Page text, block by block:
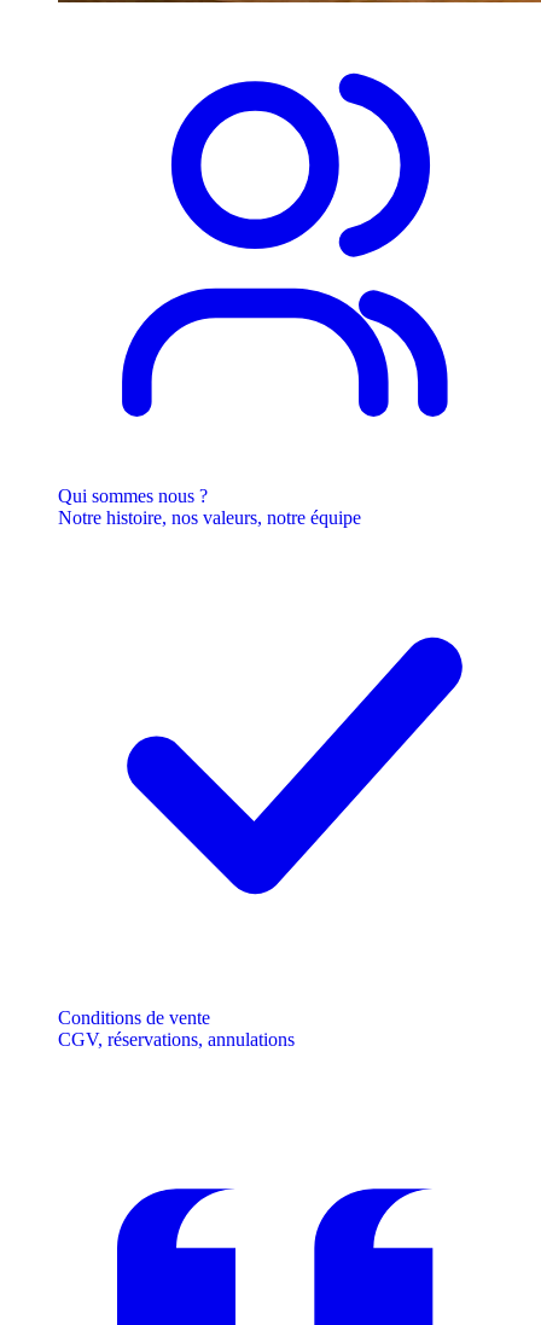
Qui sommes nous ?
Notre histoire, nos valeurs, notre équipe
Conditions de vente
CGV, réservations, annulations